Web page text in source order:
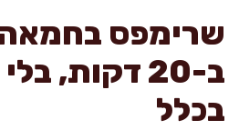
שרימפס
ב-20 דקות,
בכלל